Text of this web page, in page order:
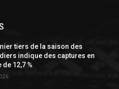
tiers de la saison des
indique des captures en
de 12,7 %